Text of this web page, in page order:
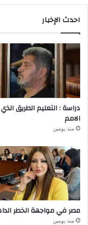
احدث الإخبار
دراسة : التعليم الطريق
الامم
منذ يومين
مصر في مواجهة الخطر
منذ يومين